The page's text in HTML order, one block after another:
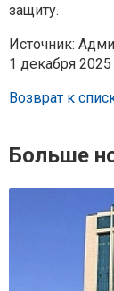
защиту.
Источник:
1 декабря 2025
Возврат к
Больше